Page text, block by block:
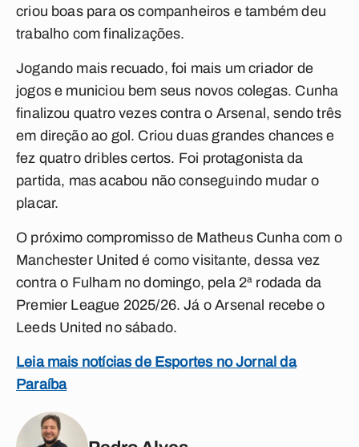
criou boas para os companheiros e também deu
trabalho com finalizações.
Jogando mais recuado, foi mais um criador de
jogos e municiou bem seus novos colegas. Cunha
finalizou quatro vezes contra o Arsenal, sendo três
em direção ao gol. Criou duas grandes chances e
fez quatro dribles certos. Foi protagonista da
partida, mas acabou não conseguindo mudar o
placar.
O próximo compromisso de Matheus Cunha com o
Manchester United é como visitante, dessa vez
contra o Fulham no domingo, pela 2ª rodada da
Premier League 2025/26. Já o Arsenal recebe o
Leeds United no sábado.
Leia mais notícias de Esportes no Jornal da
Paraíba